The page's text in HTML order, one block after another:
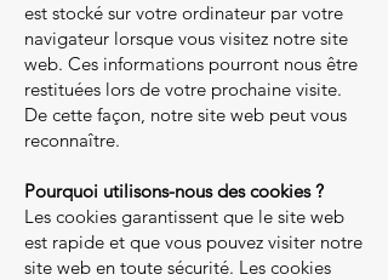
est stocké sur votre ordinateur par votre
navigateur lorsque vous visitez notre site
web. Ces informations pourront nous être
restituées lors de votre prochaine visite.
De cette façon, notre site web peut vous
reconnaître.
Pourquoi utilisons-nous des cookies ?
Les cookies garantissent que le site web
est rapide et que vous pouvez visiter notre
site web en toute sécurité. Les cookies